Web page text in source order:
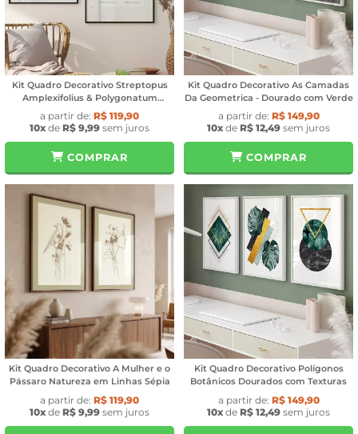
Kit Quadro Decorativo Streptopus
Amplexifolius & Polygonatum
Verticillatum
a partir de: R$ 119,90
10x de R$ 9,99 sem juros
COMPRAR
Kit Quadro Decorativo As Camadas
Da Geometrica - Dourado com Verde
a partir de: R$ 149,90
10x de R$ 12,49 sem juros
COMPRAR
Kit Quadro Decorativo A Mulher e o
Pássaro Natureza em Linhas Sépia
a partir de: R$ 119,90
10x de R$ 9,99 sem juros
Kit Quadro Decorativo Polígonos
Botânicos Dourados com Texturas
a partir de: R$ 149,90
10x de R$ 12,49 sem juros